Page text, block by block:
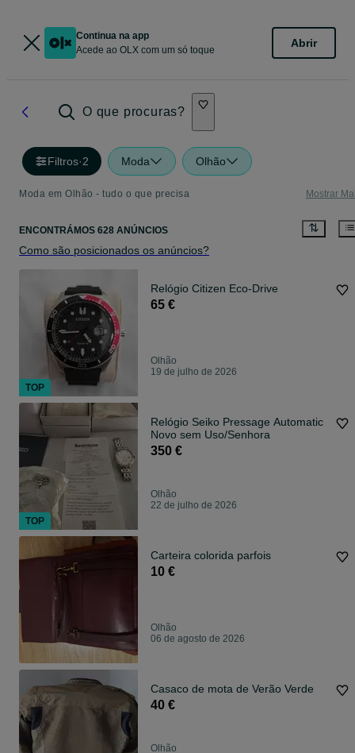
Continua na app
Acede ao OLX com um só toque
Abrir
O que procuras?
Filtros·2 Moda Olhão
Moda em Olhão - tudo o que precisa Mostrar
ENCONTRÁMOS 628 ANÚNCIOS
Como são posicionados os anúncios?
Relógio Citizen Eco-Drive
65 €
Olhão
19 de julho de 2026
Relógio Seiko Pressage Automatic
Novo sem Uso/Senhora
350 €
Olhão
22 de julho de 2026
Carteira colorida parfois
10 €
Olhão
06 de agosto de 2026
Casaco de mota de Verão Verde
40 €
Olhão
TOP
TOP